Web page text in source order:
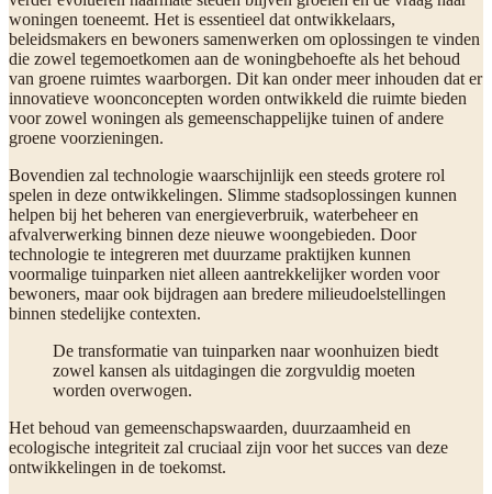
woningen toeneemt. Het is essentieel dat ontwikkelaars,
beleidsmakers en bewoners samenwerken om oplossingen te vinden
die zowel tegemoetkomen aan de woningbehoefte als het behoud
van groene ruimtes waarborgen. Dit kan onder meer inhouden dat er
innovatieve woonconcepten worden ontwikkeld die ruimte bieden
voor zowel woningen als gemeenschappelijke tuinen of andere
groene voorzieningen.
Bovendien zal technologie waarschijnlijk een steeds grotere rol
spelen in deze ontwikkelingen. Slimme stadsoplossingen kunnen
helpen bij het beheren van energieverbruik, waterbeheer en
afvalverwerking binnen deze nieuwe woongebieden. Door
technologie te integreren met duurzame praktijken kunnen
voormalige tuinparken niet alleen aantrekkelijker worden voor
bewoners, maar ook bijdragen aan bredere milieudoelstellingen
binnen stedelijke contexten.
De transformatie van tuinparken naar woonhuizen biedt
zowel kansen als uitdagingen die zorgvuldig moeten
worden overwogen.
Het behoud van gemeenschapswaarden, duurzaamheid en
ecologische integriteit zal cruciaal zijn voor het succes van deze
ontwikkelingen in de toekomst.